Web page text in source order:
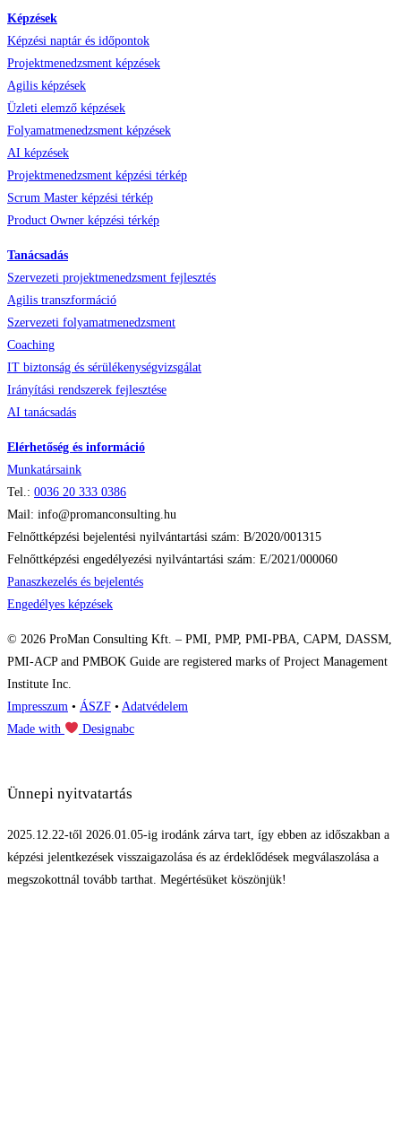
Képzések
Képzési naptár és időpontok
Projektmenedzsment képzések
Agilis képzések
Üzleti elemző képzések
Folyamatmenedzsment képzések
AI képzések
Projektmenedzsment képzési térkép
Scrum Master képzési térkép
Product Owner képzési térkép
Tanácsadás
Szervezeti projektmenedzsment fejlesztés
Agilis transzformáció
Szervezeti folyamatmenedzsment
Coaching
IT biztonság és sérülékenységvizsgálat
Irányítási rendszerek fejlesztése
AI tanácsadás
Elérhetőség és információ
Munkatársaink
Tel.: 0036 20 333 0386
Mail: info@promanconsulting.hu
Felnőttképzési bejelentési nyilvántartási szám: B/2020/001315
Felnőttképzési engedélyezési nyilvántartási szám: E/2021/000060
Panaszkezelés és bejelentés
Engedélyes képzések
© 2026 ProMan Consulting Kft. – PMI, PMP, PMI-PBA, CAPM, DASSM,
PMI-ACP and PMBOK Guide are registered marks of Project Management
Institute Inc.
Impresszum • ÁSZF • Adatvédelem
Made with
Designabc
Ünnepi nyitvatartás
2025.12.22-től 2026.01.05-ig irodánk zárva tart, így ebben az időszakban a
képzési jelentkezések visszaigazolása és az érdeklődések megválaszolása a
megszokottnál tovább tarthat. Megértésüket köszönjük!